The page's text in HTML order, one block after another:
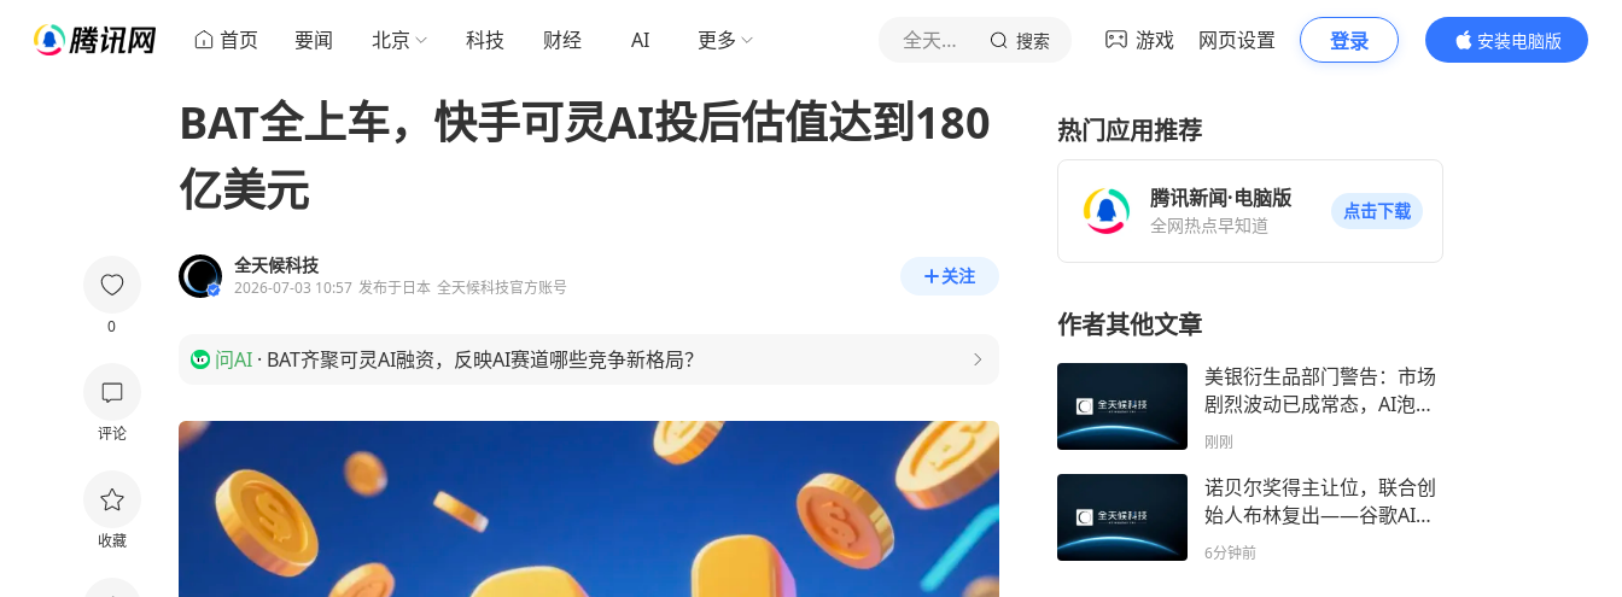
首页 要闻 北京 科技 财经 AI 更多 全天候科技 搜索 游戏 网页设置 登录
安装电脑版
内容更精彩
0
评论
收藏
BAT全上车，快手可灵AI投后估值达到180
亿美元
全天候科技
2026-07-03 10:57 发布于日本 全天候科技官方账号
关注
问AI · BAT齐聚可灵AI融资，反映AI赛道哪些竞争新格局？
热门应用推荐
腾讯新闻·电脑版
全网热点早知道
点击下载
作者其他文章
美银衍生品部门警告：市场
剧烈波动已成常态，AI泡沫
风险指标逼近互联网时代极
刚刚
诺贝尔奖得主让位，联合创
始人布林复出——谷歌AI领
导层大洗牌背后的权力博弈
6分钟前